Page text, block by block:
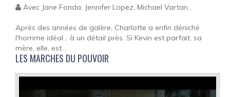
Avec Jane Fonda, Jennifer Lopez, Michael Vartan...
Après des années de galère, Charlotte a enfin déniché
l'homme idéal... à un détail près. Si Kevin est parfait, sa
mère, elle, est...
LES MARCHES DU POUVOIR